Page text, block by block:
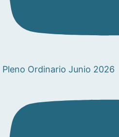
Pleno Ordinario Junio 2026